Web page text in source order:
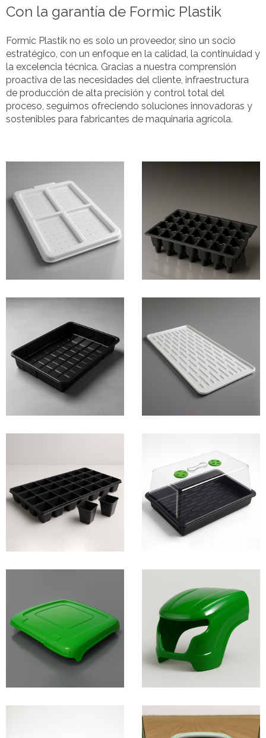
Con la garantía de Formic Plastik
Formic Plastik no es solo un proveedor, sino un socio
estratégico, con un enfoque en la calidad, la continuidad y
la excelencia técnica. Gracias a nuestra comprensión
proactiva de las necesidades del cliente, infraestructura
de producción de alta precisión y control total del
proceso, seguimos ofreciendo soluciones innovadoras y
sostenibles para fabricantes de maquinaria agrícola.